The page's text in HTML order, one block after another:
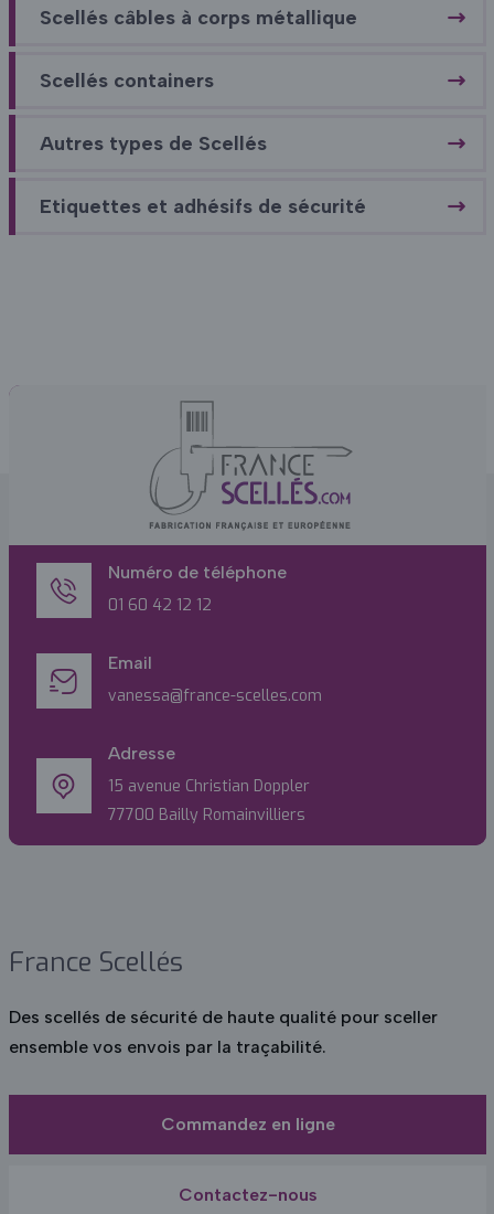
Scellés câbles à corps métallique
Scellés containers
Autres types de Scellés
Etiquettes et adhésifs de sécurité
Numéro de téléphone
01 60 42 12 12
Email
vanessa@france-scelles.com
Adresse
15 avenue Christian Doppler
77700 Bailly Romainvilliers
France Scellés
Des scellés de sécurité de haute qualité pour sceller
ensemble vos envois par la traçabilité.
Commandez en ligne
Contactez-nous